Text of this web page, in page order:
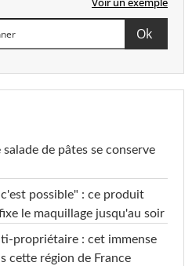
de pâtes se conserve
possible" : ce produit
le maquillage jusqu'au soir
propriétaire : cet immense
cette région de France